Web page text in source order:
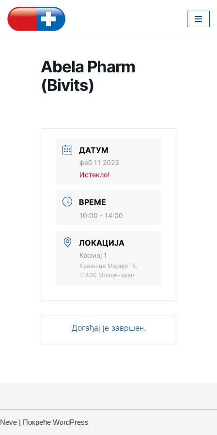
Скочи
Abela Pharm
(Bivits)
ДАТУМ
феб 11 2023
Истекло!
ВРЕМЕ
10:00 - 14:00
ЛОКАЦИЈА
Космај 1
Краљице Марије 15,
11400 Младеновац
Догађај је завршен.
Neve | Покреће WordPress